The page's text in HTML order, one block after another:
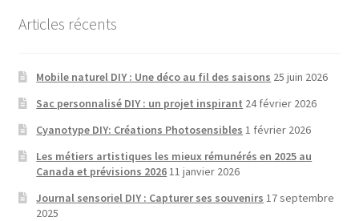
Articles récents
Mobile naturel DIY : Une déco au fil des saisons 25 juin 2026
Sac personnalisé DIY : un projet inspirant 24 février 2026
Cyanotype DIY: Créations Photosensibles 1 février 2026
Les métiers artistiques les mieux rémunérés en 2025 au
Canada et prévisions 202611 janvier 2026
Journal sensoriel DIY : Capturer ses souvenirs 17 septembre
2025